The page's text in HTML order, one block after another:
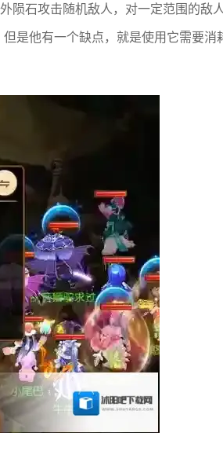
陨石攻击随机敌人，对一定范围的敌
是他有一个缺点，就是使用它需要消